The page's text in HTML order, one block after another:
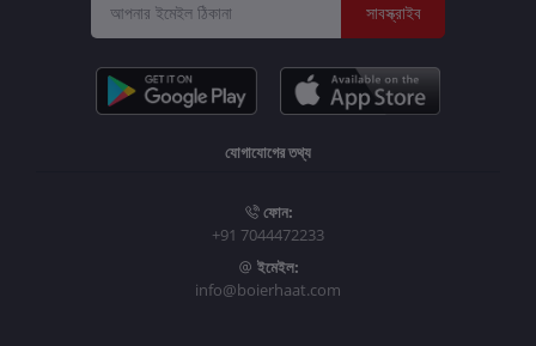
সাবস্ক্রাইব
যোগাযোগের তথ্য
ফোন:
+91 7044472233
ইমেইল:
info@boierhaat.com